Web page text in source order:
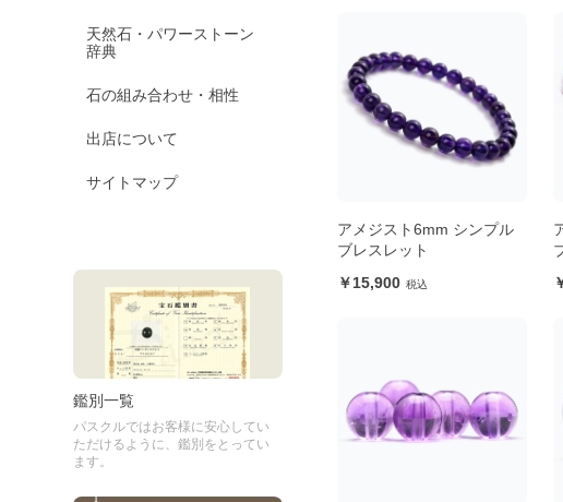
天然石・パワーストーン
辞典
石の組み合わせ・相性
出店について
サイトマップ
鑑別一覧
パスクルではお客様に安心してい
ただけるように、鑑別をとってい
ます。
アメジスト6mm シンプル
ブレスレット
15,900